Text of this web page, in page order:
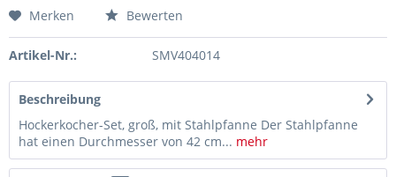
Merken Bewerten
Artikel-Nr.: SMV404014
Beschreibung
Hockerkocher-Set, groß, mit Stahlpfanne Der Stahlpfanne
hat einen Durchmesser von 42 cm... mehr